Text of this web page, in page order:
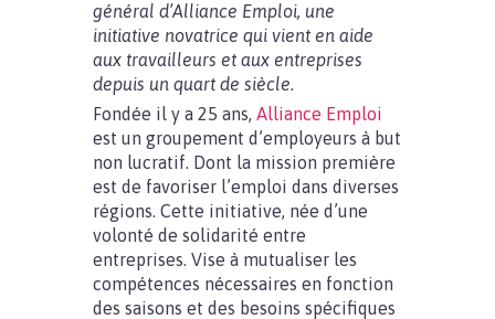
général d’Alliance Emploi, une
initiative novatrice qui vient en aide
aux travailleurs et aux entreprises
depuis un quart de siècle.
Fondée il y a 25 ans, Alliance Emploi
est un groupement d’employeurs à but
non lucratif. Dont la mission première
est de favoriser l’emploi dans diverses
régions. Cette initiative, née d’une
volonté de solidarité entre
entreprises. Vise à mutualiser les
compétences nécessaires en fonction
des saisons et des besoins spécifiques